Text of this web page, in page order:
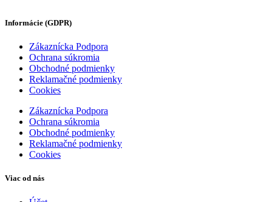
Informácie (GDPR)
Zákaznícka Podpora
Ochrana súkromia
Obchodné podmienky
Reklamačné podmienky
Cookies
Zákaznícka Podpora
Ochrana súkromia
Obchodné podmienky
Reklamačné podmienky
Cookies
Viac od nás